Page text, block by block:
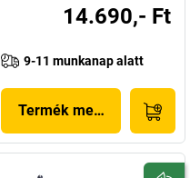
14.690,- Ft
9-11 munkanap alatt
Termék megjelenítése